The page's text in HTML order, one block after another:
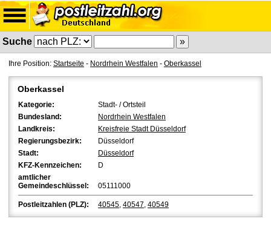
Suche
Ihre Position: Startseite - Nordrhein Westfalen - Oberkassel
Oberkassel
Kategorie:
Stadt- / Ortsteil
Bundesland:
Nordrhein Westfalen
Landkreis:
Kreisfreie Stadt Düsseldorf
Regierungsbezirk:
Düsseldorf
Stadt:
Düsseldorf
KFZ-Kennzeichen:
D
amtlicher
Gemeindeschlüssel:
05111000
Postleitzahlen (PLZ): 40545, 40547, 40549